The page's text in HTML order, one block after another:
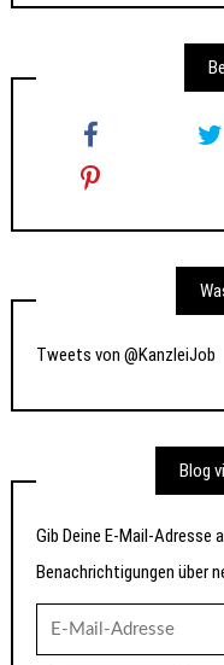
Tweets von @KanzleiJob
Blog
Gib Deine E-Mail-Adresse
Benachrichtigungen über
Mail-